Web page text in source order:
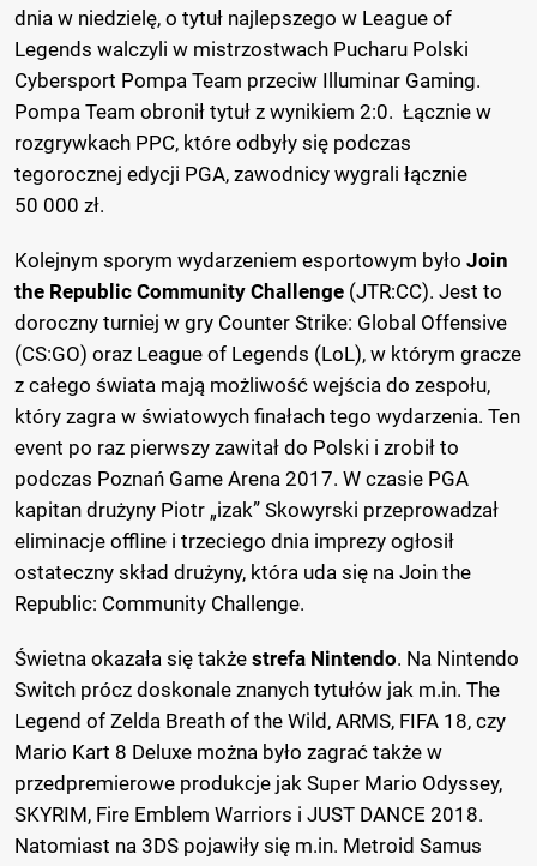
dnia w niedzielę, o tytuł najlepszego w League of
Legends walczyli w mistrzostwach Pucharu Polski
Cybersport Pompa Team przeciw Illuminar Gaming.
Pompa Team obronił tytuł z wynikiem 2:0. Łącznie w
rozgrywkach PPC, które odbyły się podczas
tegorocznej edycji PGA, zawodnicy wygrali łącznie
50 000 zł.
Kolejnym sporym wydarzeniem esportowym było Join
the Republic Community Challenge (JTR:CC). Jest to
doroczny turniej w gry Counter Strike: Global Offensive
(CS:GO) oraz League of Legends (LoL), w którym gracze
z całego świata mają możliwość wejścia do zespołu,
który zagra w światowych finałach tego wydarzenia. Ten
event po raz pierwszy zawitał do Polski i zrobił to
podczas Poznań Game Arena 2017. W czasie PGA
kapitan drużyny Piotr „izak” Skowyrski przeprowadzał
eliminacje offline i trzeciego dnia imprezy ogłosił
ostateczny skład drużyny, która uda się na Join the
Republic: Community Challenge.
Świetna okazała się także strefa Nintendo. Na Nintendo
Switch prócz doskonale znanych tytułów jak m.in. The
Legend of Zelda Breath of the Wild, ARMS, FIFA 18, czy
Mario Kart 8 Deluxe można było zagrać także w
przedpremierowe produkcje jak Super Mario Odyssey,
SKYRIM, Fire Emblem Warriors i JUST DANCE 2018.
Natomiast na 3DS pojawiły się m.in. Metroid Samus